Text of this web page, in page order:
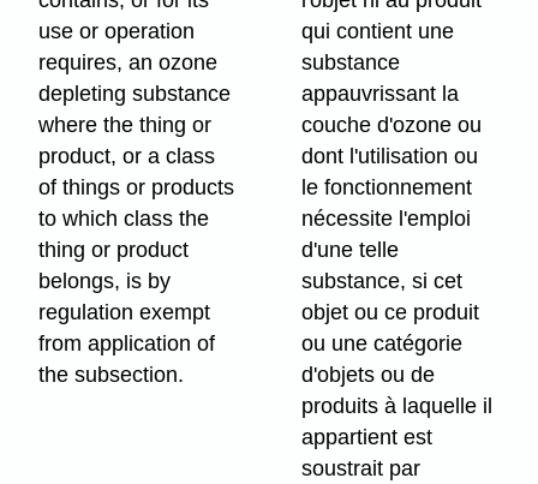
use or operation
requires, an ozone
depleting substance
where the thing or
product, or a class
of things or products
to which class the
thing or product
belongs, is by
regulation exempt
from application of
the subsection.
qui contient une
substance
appauvrissant la
couche d'ozone ou
dont l'utilisation ou
le fonctionnement
nécessite l'emploi
d'une telle
substance, si cet
objet ou ce produit
ou une catégorie
d'objets ou de
produits à laquelle il
appartient est
soustrait par